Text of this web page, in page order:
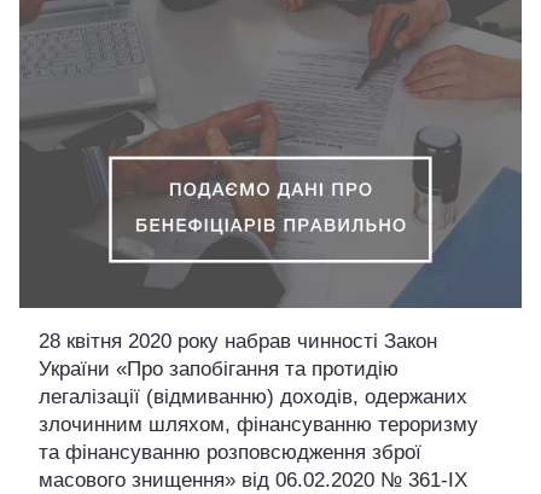
28 квітня 2020 року набрав чинності Закон
України «Про запобігання та протидію
легалізації (відмиванню) доходів, одержаних
злочинним шляхом, фінансуванню тероризму
та фінансуванню розповсюдження зброї
масового знищення» від 06.02.2020 № 361-IX